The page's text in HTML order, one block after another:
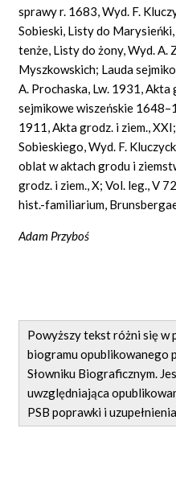
sprawy r. 1683, Wyd. F.
Sobieski, Listy do
tenże, Listy do żony, Wyd. A.
Myszkowskich; Lauda
A. Prochaska, Lw. 1931, Akta
sejmikowe wiszeńskie
1911, Akta grodz. i ziem.,
Sobieskiego, Wyd. F.
oblat w aktach grodu i
grodz. i ziem., X; Vol. leg., V
hist.-familiarium,
Adam Przyboś
Powyższy tekst różni się w
biogramu opublikowanego
Słowniku Biograficznym.
uwzględniająca
PSB poprawki i